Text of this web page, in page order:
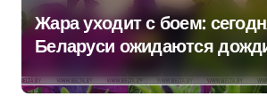
Жара уходит с боем:
Беларуси ожидаются
грозы